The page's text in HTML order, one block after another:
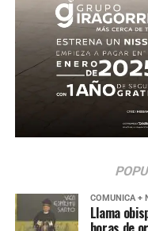
COMUNICA +
Llama